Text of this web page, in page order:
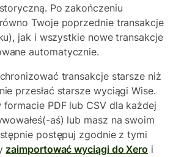
Po zakończeniu
Twoje poprzednie transakcje
jak i wszystkie nowe transakcje
automatycznie.
transakcje starsze niż
przesłać starsze wyciągi Wise.
formacie PDF lub CSV dla każdej
aś) lub masz na swoim
postępuj zgodnie z tymi
zaimportować wyciągi do Xero i